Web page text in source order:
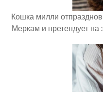
Кошка милли
Меркам и претендует